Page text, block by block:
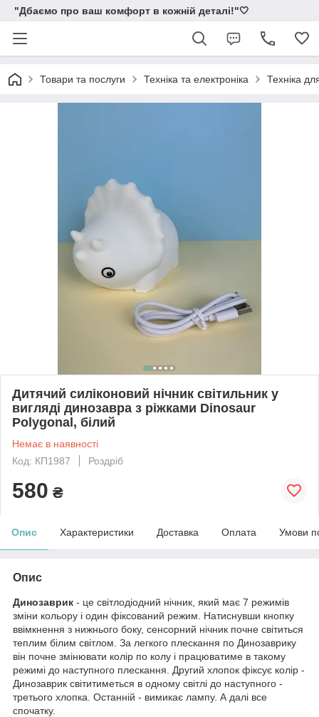
"Дбаємо про ваш комфорт в кожній деталі!"🤍
Товари та послуги Техніка та електроніка Техніка
Дитячий силіконовий нічник світильник у
вигляді динозавра з ріжками Dinosaur
Polygonal, білий
Немає в наявності
Код: КП1987
Роздріб
580 ₴
Опис Характеристики Доставка Оплата Умови
Опис
Динозаврик - це світлодіодний нічник, який має 7 режимів
зміни кольору і один фіксований режим. Натиснувши кнопку
ввімкнення з нижнього боку, сенсорний нічник почне світиться
теплим білим світлом. За легкого плескання по Динозаврику
він почне змінювати колір по колу і працюватиме в такому
режимі до наступного плескання. Другий хлопок фіксує колір -
Динозаврик світитиметься в одному світлі до наступного -
третього хлопка. Останній - вимикає лампу. А далі все
спочатку.